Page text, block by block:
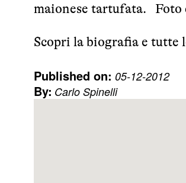
maionese tartufata.
Scopri la biografia e tutte
Published on: 05-12-2012
By: Carlo Spinelli